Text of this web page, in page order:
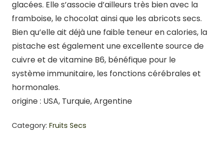
glacées. Elle s’associe d’ailleurs très bien avec la
framboise, le chocolat ainsi que les abricots secs.
Bien qu’elle ait déjà une faible teneur en calories, la
pistache est également une excellente source de
cuivre et de vitamine B6, bénéfique pour le
système immunitaire, les fonctions cérébrales et
hormonales.
origine : USA, Turquie, Argentine
Category: Fruits Secs